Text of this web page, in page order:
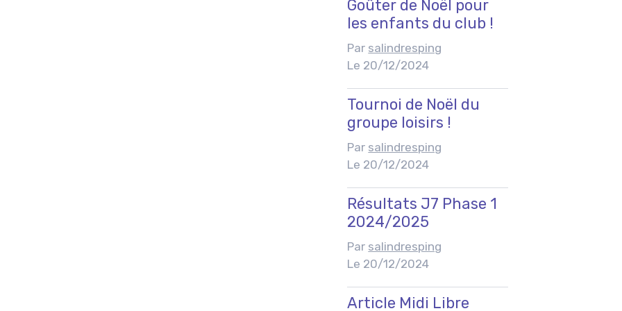
Goûter de Noël pour
les enfants du club !
Par salindresping
Le 20/12/2024
Tournoi de Noël du
groupe loisirs !
Par salindresping
Le 20/12/2024
Résultats J7 Phase 1
2024/2025
Par salindresping
Le 20/12/2024
Article Midi Libre